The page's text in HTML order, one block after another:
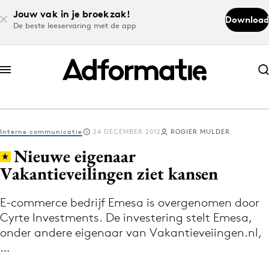
Jouw vak in je broekzak!
De beste leeservaring met de app
Download
Abonneer nu
Abonneer nu
Log in
Download de app
Volg het laatste nieuws via de Adformatie
Nieuws app
Interne communicatie 24 DECEMBER 2012 ROGIER MULDER
Nieuwe eigenaar
Vakantieveilingen ziet kansen
E-commerce bedrijf Emesa is overgenomen door
Cyrte Investments. De investering stelt Emesa,
onder andere eigenaar van Vakantieveiingen.nl,
…